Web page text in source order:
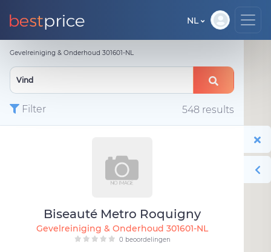
NL
Gevelreiniging & Onderhoud 301601-NL
Filter 548 results
Biseauté Metro Roquigny
Gevelreiniging & Onderhoud 301601-NL
0 beoordelingen